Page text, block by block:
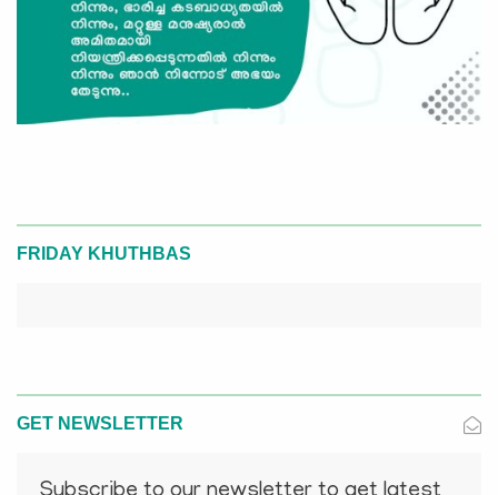
FRIDAY KHUTHBAS
GET NEWSLETTER